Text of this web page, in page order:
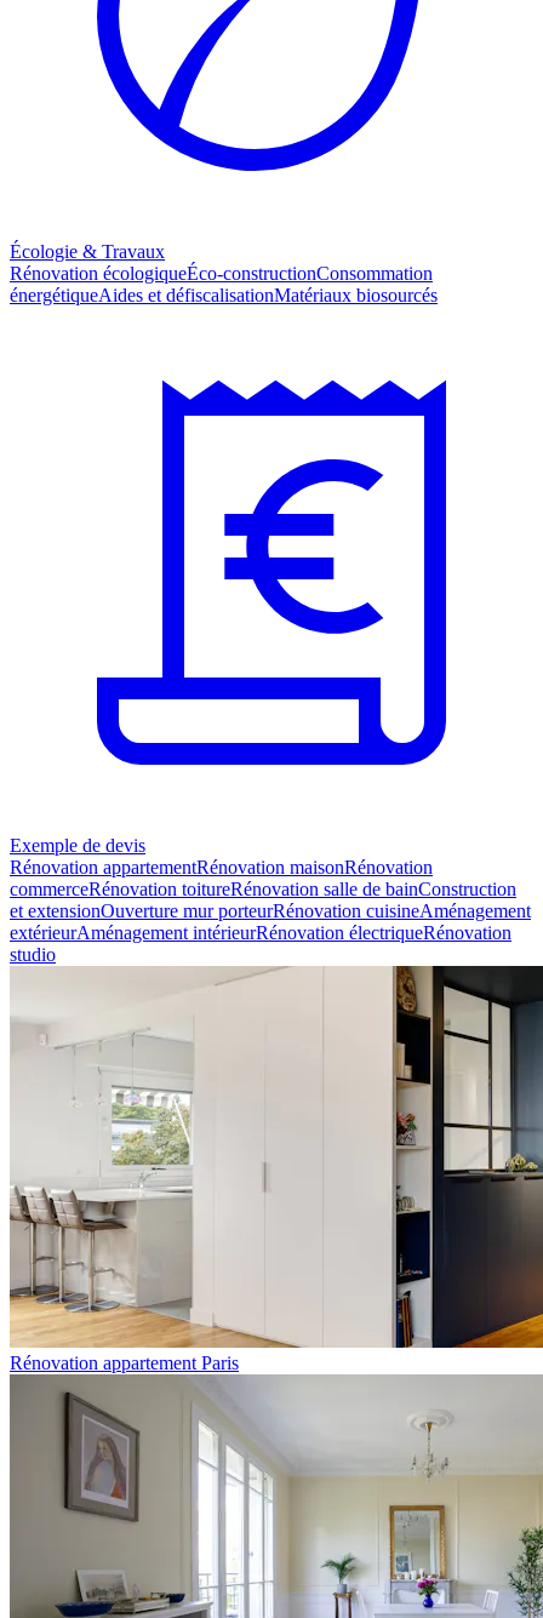
Écologie & Travaux
Rénovation écologiqueÉco-constructionConsommation
énergétiqueAides et défiscalisationMatériaux biosourcés
Exemple de devis
Rénovation appartementRénovation maisonRénovation
commerceRénovation toitureRénovation salle de bainConstruction
et extensionOuverture mur porteurRénovation cuisineAménagement
extérieurAménagement intérieurRénovation électriqueRénovation
studio
Rénovation appartement Paris